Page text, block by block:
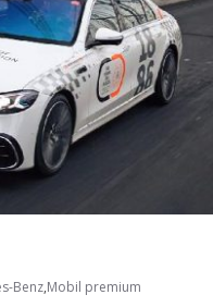
Benz,Mobil premium